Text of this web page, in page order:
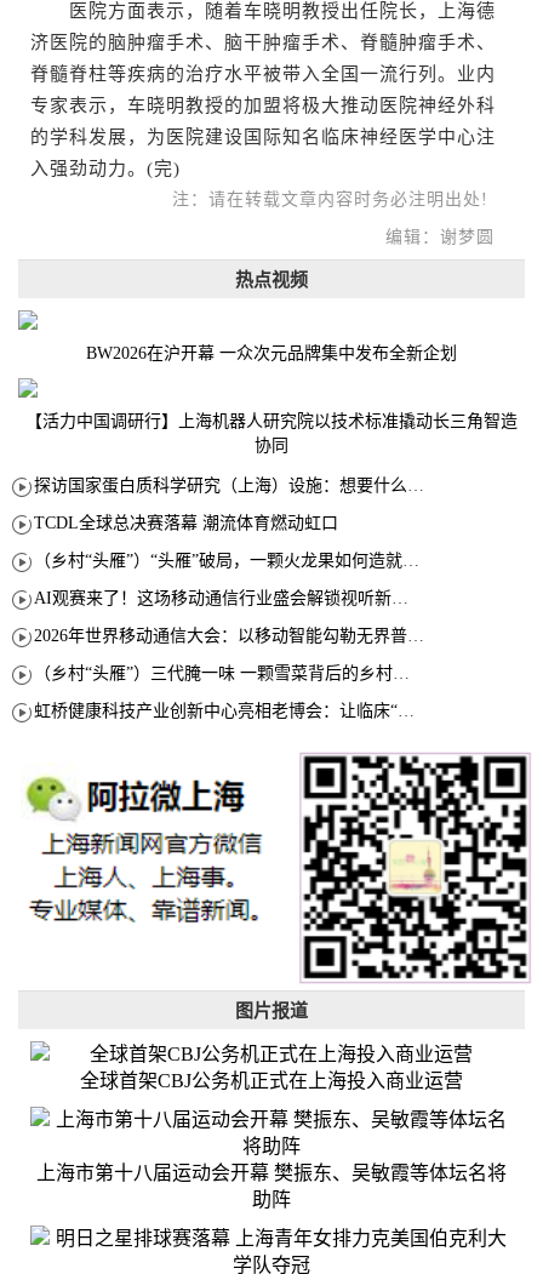
医院方面表示，随着车晓明教授出任院长，上海德
济医院的脑肿瘤手术、脑干肿瘤手术、脊髓肿瘤手术、
脊髓脊柱等疾病的治疗水平被带入全国一流行列。业内
专家表示，车晓明教授的加盟将极大推动医院神经外科
的学科发展，为医院建设国际知名临床神经医学中心注
入强劲动力。(完)
注：请在转载文章内容时务必注明出处!
编辑：谢梦圆
热点视频
BW2026在沪开幕 一众次元品牌集中发布全新企划
【活力中国调研行】上海机器人研究院以技术标准撬动长三角智造
协同
探访国家蛋白质科学研究（上海）设施：想要什么蛋白 AI直接设计合成
TCDL全球总决赛落幕 潮流体育燃动虹口
（乡村“头雁”）“头雁”破局，一颗火龙果如何造就沪上乡村特色产业化路径
AI观赛来了！这场移动通信行业盛会解锁视听新玩法
2026年世界移动通信大会：以移动智能勾勒无界普惠新愿景
（乡村“头雁”）三代腌一味 一颗雪菜背后的乡村致富经
虹桥健康科技产业创新中心亮相老博会：让临床“需求”定义银发经济新生态
图片报道
全球首架CBJ公务机正式在上海投入商业运营
上海市第十八届运动会开幕 樊振东、吴敏霞等体坛名将
助阵